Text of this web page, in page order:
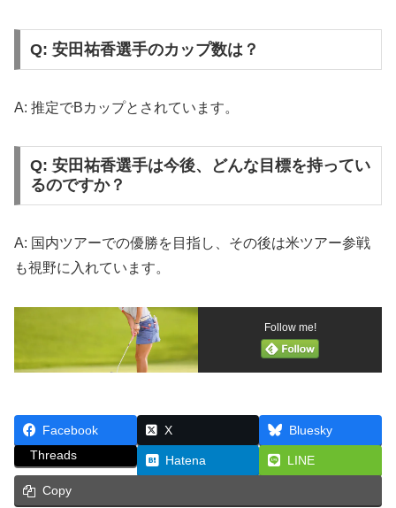
Q: 安田祐香選手のカップ数は？
A: 推定でBカップとされています。
Q: 安田祐香選手は今後、どんな目標を持ってい
るのですか？
A: 国内ツアーでの優勝を目指し、その後は米ツアー参戦
も視野に入れています。
Follow me!
Facebook X
Bluesky
Threads
Hatena LINE
Copy